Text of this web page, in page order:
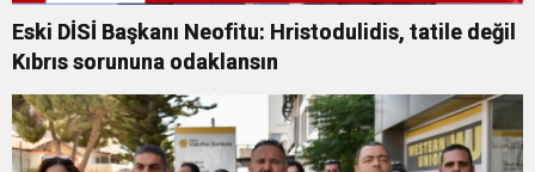
Eski DİSİ Başkanı Neofitu: Hristodulidis, tatile değil
Kıbrıs sorununa odaklansın